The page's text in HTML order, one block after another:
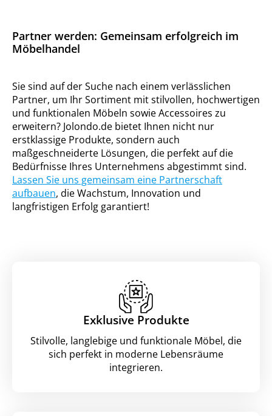
Partner werden: Gemeinsam erfolgreich im
Möbelhandel
Sie sind auf der Suche nach einem verlässlichen
Partner, um Ihr Sortiment mit stilvollen, hochwertigen
und funktionalen Möbeln sowie Accessoires zu
erweitern? Jolondo.de bietet Ihnen nicht nur
erstklassige Produkte, sondern auch
maßgeschneiderte Lösungen, die perfekt auf die
Bedürfnisse Ihres Unternehmens abgestimmt sind.
Lassen Sie uns gemeinsam eine Partnerschaft
aufbauen, die Wachstum, Innovation und
langfristigen Erfolg garantiert!
Exklusive Produkte
Stilvolle, langlebige und funktionale Möbel, die
sich perfekt in moderne Lebensräume
integrieren.